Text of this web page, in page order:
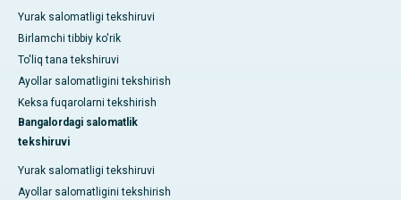
Yurak salomatligi tekshiruvi
Birlamchi tibbiy ko'rik
To'liq tana tekshiruvi
Ayollar salomatligini tekshirish
Keksa fuqarolarni tekshirish
Bangalordagi salomatlik
tekshiruvi
Yurak salomatligi tekshiruvi
Ayollar salomatligini tekshirish